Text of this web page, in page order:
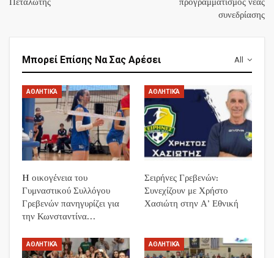
συνεδρίασης
All
Μπορεί Επίσης Να Σας Αρέσει
ΑΘΛΗΤΙΚΆ
H οικογένεια του
Γυμναστικού Συλλόγου
Γρεβενών πανηγυρίζει για
την Κωνσταντίνα…
ΑΘΛΗΤΙΚΆ
Σειρήνες Γρεβενών:
Συνεχίζουν με Χρήστο
Χασιώτη στην Α’ Εθνική
ΑΘΛΗΤΙΚΆ ΑΘΛΗΤΙΚΆ